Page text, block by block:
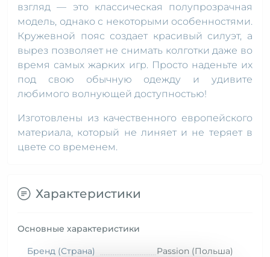
взгляд — это классическая полупрозрачная
модель, однако с некоторыми особенностями.
Кружевной пояс создает красивый силуэт, а
вырез позволяет не снимать колготки даже во
время самых жарких игр. Просто наденьте их
под свою обычную одежду и удивите
любимого волнующей доступностью!
Изготовлены из качественного европейского
материала, который не линяет и не теряет в
цвете со временем.
Характеристики
Основные характеристики
Бренд (Страна) Passion (Польша)